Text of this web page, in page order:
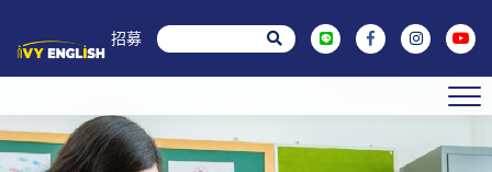
菁英招募